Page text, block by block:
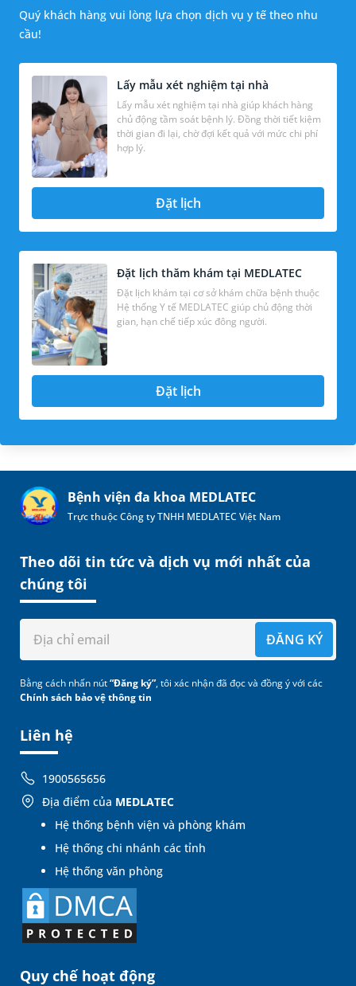
Quý khách hàng vui lòng lựa chọn dịch vụ y tế theo nhu
cầu!
Lấy mẫu xét nghiệm tại nhà
Lấy mẫu xét nghiệm tại nhà giúp khách hàng
chủ động tầm soát bệnh lý. Đồng thời tiết kiệm
thời gian đi lại, chờ đợi kết quả với mức chi phí
hợp lý.
Đặt lịch
Đặt lịch thăm khám tại MEDLATEC
Đặt lịch khám tại cơ sở khám chữa bệnh thuộc
Hệ thống Y tế MEDLATEC giúp chủ động thời
gian, hạn chế tiếp xúc đông người.
Đặt lịch
Bệnh viện đa khoa MEDLATEC
Trực thuộc Công ty TNHH MEDLATEC Việt Nam
Liên hệ
1900565656
Địa điểm của MEDLATEC
Hệ thống bệnh viện và phòng khám
Hệ thống chi nhánh các tỉnh
Hệ thống văn phòng
Quy chế hoạt động
Theo dõi tin tức và dịch vụ mới nhất của
chúng tôi
ĐĂNG KÝ
Bằng cách nhấn nút“Đăng ký”, tôi xác nhận đã đọc và đồng ý với các
Chính sách bảo vệ thông tin